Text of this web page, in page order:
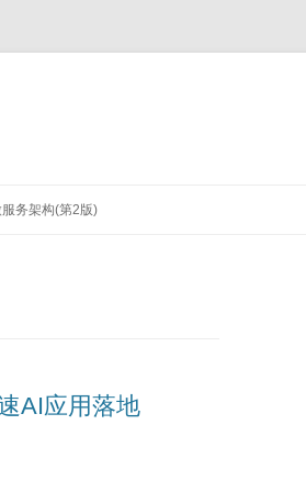
务架构(第2版)
AI应用落地